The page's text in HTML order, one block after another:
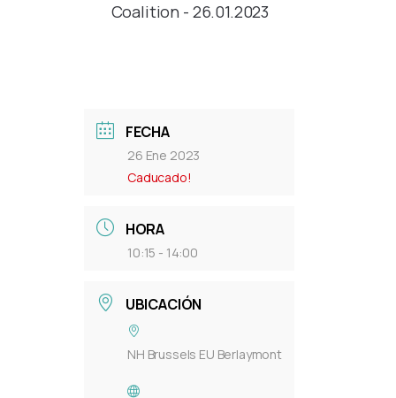
Coalition - 26.01.2023
FECHA
26 Ene 2023
Caducado!
HORA
10:15 - 14:00
UBICACIÓN
NH Brussels EU Berlaymont